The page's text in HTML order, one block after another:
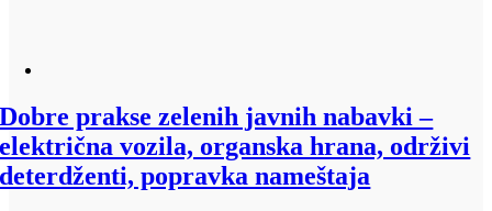
Dobre prakse zelenih javnih nabavki –
električna vozila, organska hrana, održivi
deterdženti, popravka nameštaja